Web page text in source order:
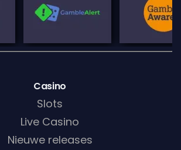
Casino
Slots
Live Casino
Nieuwe releases